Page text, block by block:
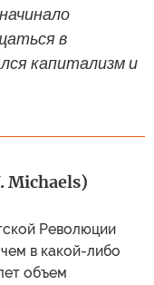
в
капитализм и
Michaels)
Революции
в какой-либо
объем